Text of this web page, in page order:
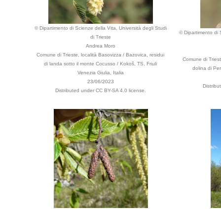
© Dipartimento di Scienze della Vita, Università degli Studi
di Trieste
Andrea Moro
Comune di Trieste, località Basovizza / Bazovica, residui
di landa sotto il monte Cocusso / Kokoš, TS, Friuli
Venezia Giulia, Italia
23/06/2023
Distributed under CC BY-SA 4.0 license.
© Dipartimento di
Comune di
dolina di